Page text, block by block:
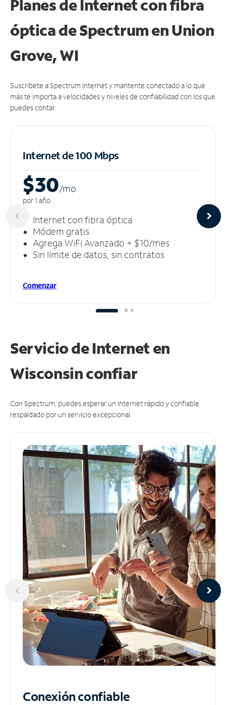
Planes de Internet con fibra
óptica de Spectrum en Union
Grove, WI
Suscríbete a Spectrum Internet y mantente conectado a lo que
más te importa a velocidades y niveles de confiabilidad con los que
puedes contar.
Internet de 100 Mbps
$30/mo
por 1 año
Internet con fibra óptica
Módem gratis
Agrega WiFi Avanzado + $10/mes
Sin límite de datos, sin contratos
Comenzar
Servicio de Internet en
Wisconsinconfiar
Con Spectrum, puedes esperar un Internet rápido y confiable
respaldado por un servicio excepcional.
Conexión confiable